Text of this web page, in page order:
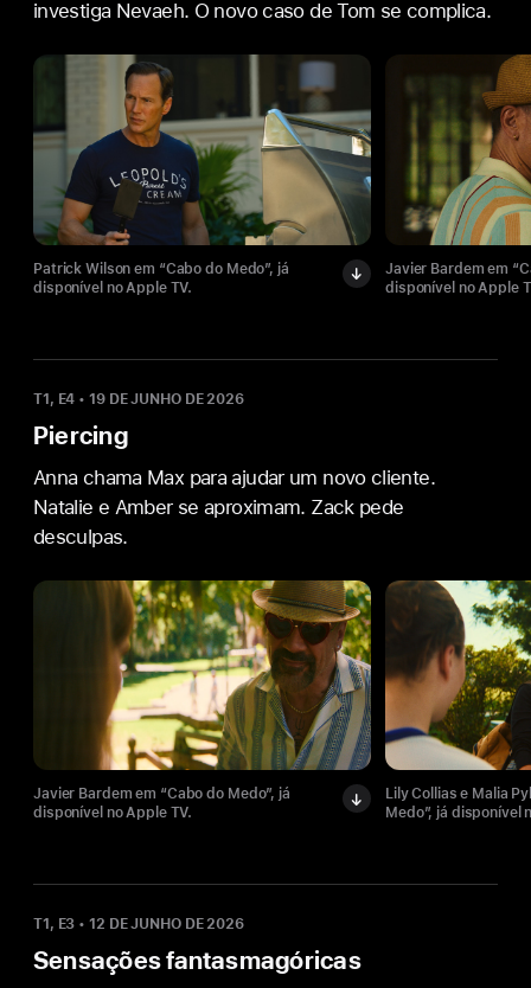
investiga Nevaeh. O novo caso de Tom se complica.
Patrick Wilson em “Cabo do Medo”, já
disponível no Apple TV.
Javier Bardem em
disponível no Apple
T1, E4 • 19 DE JUNHO DE 2026
Piercing
Anna chama Max para ajudar um novo cliente.
Natalie e Amber se aproximam. Zack pede
desculpas.
Javier Bardem em “Cabo do Medo”, já
disponível no Apple TV.
Lily Collias e Malia
Medo”, já disponível
T1, E3 • 12 DE JUNHO DE 2026
Sensações fantasmagóricas